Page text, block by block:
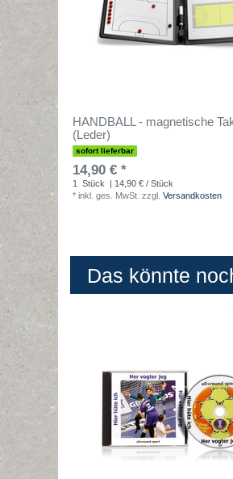
HANDBALL - magnetische
(Leder)
sofort lieferbar
14,90 € *
1 Stück
| 14,90 € / Stück
* inkl. ges. MwSt. zzgl. Versandkosten
Das könnte